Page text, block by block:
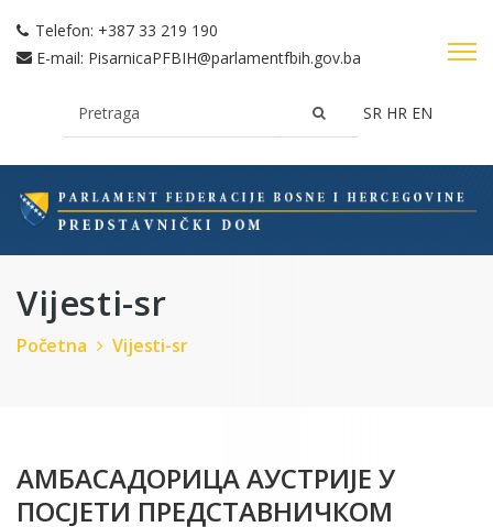
Telefon: +387 33 219 190
E-mail: PisarnicaPFBIH@parlamentfbih.gov.ba
SR HR EN
Vijesti-sr
Početna Vijesti-sr
АМБАСАДОРИЦА АУСТРИЈЕ У
ПОСЈЕТИ ПРЕДСТАВНИЧКОМ